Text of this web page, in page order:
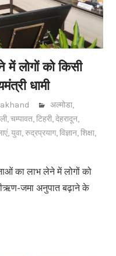
लोगों को किसी
धामी
अल्मोडा,
,चम्पावत,टिहरी,देहरादून,
,युवा,रुद्रप्रयाग,विज्ञान,शिक्षा,
का लाभ लेने में लोगों को
जमा अनुपात बढ़ाने के